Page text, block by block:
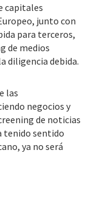
capitales
junto con
para terceros,
de medios
diligencia debida.
las
negocios y
de noticias
tenido sentido
ya no será